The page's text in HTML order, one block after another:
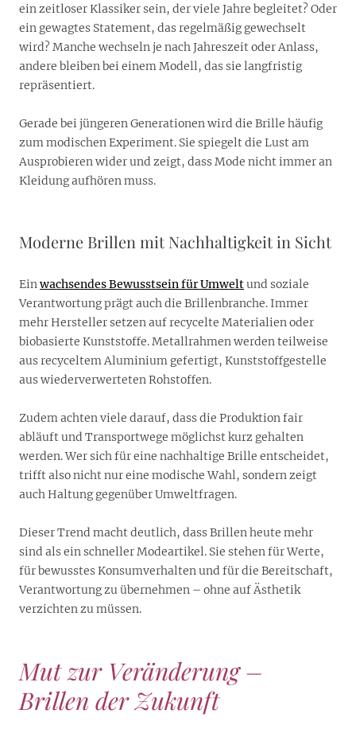
ein zeitloser Klassiker sein, der viele Jahre begleitet? Oder
ein gewagtes Statement, das regelmäßig gewechselt
wird? Manche wechseln je nach Jahreszeit oder Anlass,
andere bleiben bei einem Modell, das sie langfristig
repräsentiert.
Gerade bei jüngeren Generationen wird die Brille häufig
zum modischen Experiment. Sie spiegelt die Lust am
Ausprobieren wider und zeigt, dass Mode nicht immer an
Kleidung aufhören muss.
Moderne Brillen mit Nachhaltigkeit in Sicht
Einwachsendes Bewusstsein für Umweltund soziale
Verantwortung prägt auch die Brillenbranche. Immer
mehr Hersteller setzen auf recycelte Materialien oder
biobasierte Kunststoffe. Metallrahmen werden teilweise
aus recyceltem Aluminium gefertigt, Kunststoffgestelle
aus wiederverwerteten Rohstoffen.
Zudem achten viele darauf, dass die Produktion fair
abläuft und Transportwege möglichst kurz gehalten
werden. Wer sich für eine nachhaltige Brille entscheidet,
trifft also nicht nur eine modische Wahl, sondern zeigt
auch Haltung gegenüber Umweltfragen.
Dieser Trend macht deutlich, dass Brillen heute mehr
sind als ein schneller Modeartikel. Sie stehen für Werte,
für bewusstes Konsumverhalten und für die Bereitschaft,
Verantwortung zu übernehmen – ohne auf Ästhetik
verzichten zu müssen.
Mut zur Veränderung –
Brillen der Zukunft